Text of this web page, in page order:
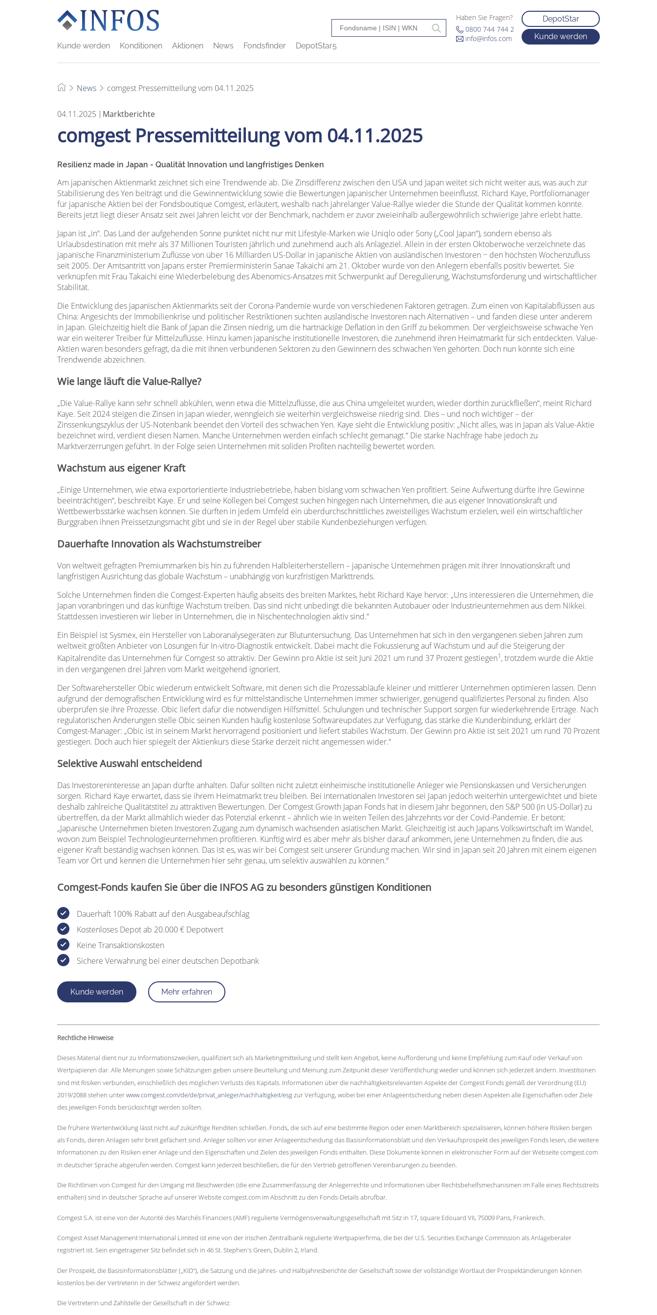
Kunde werden Konditionen Aktionen News Fondsfinder DepotStar5
Haben Sie Fragen?
0800 744 744 2
info@infos.com
DepotStar
Kunde werden
News comgest Pressemitteilung vom 04.11.2025
04.11.2025 Marktberichte
comgest Pressemitteilung vom 04.11.2025
Resilienz made in Japan - Qualität Innovation und langfristiges Denken
Am japanischen Aktienmarkt zeichnet sich eine Trendwende ab. Die Zinsdifferenz zwischen den USA und Japan weitet sich nicht weiter aus, was auch zur
Stabilisierung des Yen beiträgt und die Gewinnentwicklung sowie die Bewertungen japanischer Unternehmen beeinflusst. Richard Kaye, Portfoliomanager
für japanische Aktien bei der Fondsboutique Comgest, erläutert, weshalb nach jahrelanger Value-Rallye wieder die Stunde der Qualität kommen könnte.
Bereits jetzt liegt dieser Ansatz seit zwei Jahren leicht vor der Benchmark, nachdem er zuvor zweieinhalb außergewöhnlich schwierige Jahre erlebt hatte.
Japan ist „in“. Das Land der aufgehenden Sonne punktet nicht nur mit Lifestyle-Marken wie Uniqlo oder Sony („Cool Japan“), sondern ebenso als
Urlaubsdestination mit mehr als 37 Millionen Touristen jährlich und zunehmend auch als Anlageziel. Allein in der ersten Oktoberwoche verzeichnete das
japanische Finanzministerium Zuflüsse von über 16 Milliarden US-Dollar in japanische Aktien von ausländischen Investoren − den höchsten Wochenzufluss
seit 2005. Der Amtsantritt von Japans erster Premierministerin Sanae Takaichi am 21. Oktober wurde von den Anlegern ebenfalls positiv bewertet. Sie
verknüpfen mit Frau Takaichi eine Wiederbelebung des Abenomics-Ansatzes mit Schwerpunkt auf Deregulierung, Wachstumsförderung und wirtschaftlicher
Stabilität.
Die Entwicklung des japanischen Aktienmarkts seit der Corona-Pandemie wurde von verschiedenen Faktoren getragen. Zum einen von Kapitalabflüssen aus
China: Angesichts der Immobilienkrise und politischer Restriktionen suchten ausländische Investoren nach Alternativen – und fanden diese unter anderem
in Japan. Gleichzeitig hielt die Bank of Japan die Zinsen niedrig, um die hartnäckige Deflation in den Griff zu bekommen. Der vergleichsweise schwache Yen
war ein weiterer Treiber für Mittelzuflüsse. Hinzu kamen japanische institutionelle Investoren, die zunehmend ihren Heimatmarkt für sich entdeckten. Value-
Aktien waren besonders gefragt, da die mit ihnen verbundenen Sektoren zu den Gewinnern des schwachen Yen gehörten. Doch nun könnte sich eine
Trendwende abzeichnen.
Wie lange läuft die Value-Rallye?
„Die Value-Rallye kann sehr schnell abkühlen, wenn etwa die Mittelzuflüsse, die aus China umgeleitet wurden, wieder dorthin zurückfließen“, meint Richard
Kaye. Seit 2024 steigen die Zinsen in Japan wieder, wenngleich sie weiterhin vergleichsweise niedrig sind. Dies – und noch wichtiger – der
Zinssenkungszyklus der US-Notenbank beendet den Vorteil des schwachen Yen. Kaye sieht die Entwicklung positiv: „Nicht alles, was in Japan als Value-Aktie
bezeichnet wird, verdient diesen Namen. Manche Unternehmen werden einfach schlecht gemanagt.“ Die starke Nachfrage habe jedoch zu
Marktverzerrungen geführt. In der Folge seien Unternehmen mit soliden Profiten nachteilig bewertet worden.
Wachstum aus eigener Kraft
„Einige Unternehmen, wie etwa exportorientierte Industriebetriebe, haben bislang vom schwachen Yen profitiert. Seine Aufwertung dürfte ihre Gewinne
beeinträchtigen“, beschreibt Kaye. Er und seine Kollegen bei Comgest suchen hingegen nach Unternehmen, die aus eigener Innovationskraft und
Wettbewerbsstärke wachsen können. Sie dürften in jedem Umfeld ein überdurchschnittliches zweistelliges Wachstum erzielen, weil ein wirtschaftlicher
Burggraben ihnen Preissetzungsmacht gibt und sie in der Regel über stabile Kundenbeziehungen verfügen.
Dauerhafte Innovation als Wachstumstreiber
Von weltweit gefragten Premiummarken bis hin zu führenden Halbleiterherstellern – japanische Unternehmen prägen mit ihrer Innovationskraft und
langfristigen Ausrichtung das globale Wachstum – unabhängig von kurzfristigen Markttrends.
Solche Unternehmen finden die Comgest-Experten häufig abseits des breiten Marktes, hebt Richard Kaye hervor: „Uns interessieren die Unternehmen, die
Japan voranbringen und das künftige Wachstum treiben. Das sind nicht unbedingt die bekannten Autobauer oder Industrieunternehmen aus dem Nikkei.
Stattdessen investieren wir lieber in Unternehmen, die in Nischentechnologien aktiv sind.“
Ein Beispiel ist Sysmex, ein Hersteller von Laboranalysegeräten zur Blutuntersuchung. Das Unternehmen hat sich in den vergangenen sieben Jahren zum
weltweit größten Anbieter von Lösungen für In-vitro-Diagnostik entwickelt. Dabei macht die Fokussierung auf Wachstum und auf die Steigerung der
Kapitalrendite das Unternehmen für Comgest so attraktiv. Der Gewinn pro Aktie ist seit Juni 2021 um rund 37 Prozent gestiegen1, trotzdem wurde die Aktie
in den vergangenen drei Jahren vom Markt weitgehend ignoriert.
Der Softwarehersteller Obic wiederum entwickelt Software, mit denen sich die Prozessabläufe kleiner und mittlerer Unternehmen optimieren lassen. Denn
aufgrund der demografischen Entwicklung wird es für mittelständische Unternehmen immer schwieriger, genügend qualifiziertes Personal zu finden. Also
überprüfen sie ihre Prozesse. Obic liefert dafür die notwendigen Hilfsmittel. Schulungen und technischer Support sorgen für wiederkehrende Erträge. Nach
regulatorischen Änderungen stelle Obic seinen Kunden häufig kostenlose Softwareupdates zur Verfügung, das stärke die Kundenbindung, erklärt der
Comgest-Manager: „Obic ist in seinem Markt hervorragend positioniert und liefert stabiles Wachstum. Der Gewinn pro Aktie ist seit 2021 um rund 70 Prozent
gestiegen. Doch auch hier spiegelt der Aktienkurs diese Stärke derzeit nicht angemessen wider.“
Selektive Auswahl entscheidend
Das Investoreninteresse an Japan dürfte anhalten. Dafür sollten nicht zuletzt einheimische institutionelle Anleger wie Pensionskassen und Versicherungen
sorgen. Richard Kaye erwartet, dass sie ihrem Heimatmarkt treu bleiben. Bei internationalen Investoren sei Japan jedoch weiterhin untergewichtet und biete
deshalb zahlreiche Qualitätstitel zu attraktiven Bewertungen. Der Comgest Growth Japan Fonds hat in diesem Jahr begonnen, den S&P 500 (in US-Dollar) zu
übertreffen, da der Markt allmählich wieder das Potenzial erkennt – ähnlich wie in weiten Teilen des Jahrzehnts vor der Covid-Pandemie. Er betont:
„Japanische Unternehmen bieten Investoren Zugang zum dynamisch wachsenden asiatischen Markt. Gleichzeitig ist auch Japans Volkswirtschaft im Wandel,
wovon zum Beispiel Technologieunternehmen profitieren. Künftig wird es aber mehr als bisher darauf ankommen, jene Unternehmen zu finden, die aus
eigener Kraft beständig wachsen können. Das ist es, was wir bei Comgest seit unserer Gründung machen. Wir sind in Japan seit 20 Jahren mit einem eigenen
Team vor Ort und kennen die Unternehmen hier sehr genau, um selektiv auswählen zu können.“
Comgest-Fonds kaufen Sie über die INFOS AG zu besonders günstigen Konditionen
Dauerhaft 100% Rabatt auf den Ausgabeaufschlag
Kostenloses Depot ab 20.000 € Depotwert
Keine Transaktionskosten
Sichere Verwahrung bei einer deutschen Depotbank
Kunde werden Mehr erfahren
Rechtliche Hinweise
Dieses Material dient nur zu Informationszwecken, qualifiziert sich als Marketingmitteilung und stellt kein Angebot, keine Aufforderung und keine Empfehlung zum Kauf oder Verkauf von
Wertpapieren dar. Alle Meinungen sowie Schätzungen geben unsere Beurteilung und Meinung zum Zeitpunkt dieser Veröffentlichung wieder und können sich jederzeit ändern. Investitionen
sind mit Risiken verbunden, einschließlich des möglichen Verlusts des Kapitals. Informationen über die nachhaltigkeitsrelevanten Aspekte der Comgest Fonds gemäß der Verordnung (EU)
2019/2088 stehen unterwww.comgest.com/de/de/privat_anleger/nachhaltigkeit/esgzur Verfügung, wobei bei einer Anlageentscheidung neben diesen Aspekten alle Eigenschaften oder Ziele
des jeweiligen Fonds berücksichtigt werden sollten.
Die frühere Wertentwicklung lässt nicht auf zukünftige Renditen schließen. Fonds, die sich auf eine bestimmte Region oder einen Marktbereich spezialisieren, können höhere Risiken bergen
als Fonds, deren Anlagen sehr breit gefächert sind. Anleger sollten vor einer Anlageentscheidung das Basisinformationsblatt und den Verkaufsprospekt des jeweiligen Fonds lesen, die weitere
Informationen zu den Risiken einer Anlage und den Eigenschaften und Zielen des jeweiligen Fonds enthalten. Diese Dokumente können in elektronischer Form auf der Webseite comgest.com
in deutscher Sprache abgerufen werden. Comgest kann jederzeit beschließen, die für den Vertrieb getroffenen Vereinbarungen zu beenden.
Die Richtlinien von Comgest für den Umgang mit Beschwerden (die eine Zusammenfassung der Anlegerrechte und Informationen über Rechtsbehelfsmechanismen im Falle eines Rechtsstreits
enthalten) sind in deutscher Sprache auf unserer Website comgest.com im Abschnitt zu den Fonds-Details abrufbar.
Comgest S.A. ist eine von der Autorité des Marchés Financiers (AMF) regulierte Vermögensverwaltungsgesellschaft mit Sitz in 17, square Edouard VII, 75009 Paris, Frankreich.
Comgest Asset Management International Limited ist eine von der irischen Zentralbank regulierte Wertpapierfirma, die bei der U.S. Securities Exchange Commission als Anlageberater
registriert ist. Sein eingetragener Sitz befindet sich in 46 St. Stephen's Green, Dublin 2, Irland.
Der Prospekt, die Basisinformationsblätter („KID“), die Satzung und die Jahres- und Halbjahresberichte der Gesellschaft sowie der vollständige Wortlaut der Prospektänderungen können
kostenlos bei der Vertreterin in der Schweiz angefordert werden.
Die Vertreterin und Zahlstelle der Gesellschaft in der Schweiz: